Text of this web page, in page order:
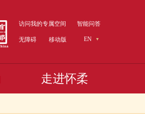
访问我的专属空间 智能问答
无障碍 移动版 EN
走进怀柔